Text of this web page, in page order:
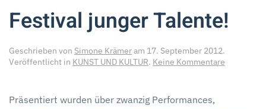
Festival junger Talente!
Geschrieben von Simone Krämeram 17. September 2012.
Veröffentlicht in KUNST UND KULTUR. Keine Kommentare
Präsentiert wurden über zwanzig Performances,